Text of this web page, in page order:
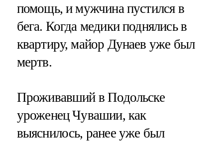
помощь, и мужчина пустился в
бега. Когда медики поднялись в
квартиру, майор Дунаев уже был
мертв.
Проживавший в Подольске
уроженец Чувашии, как
выяснилось, ранее уже был